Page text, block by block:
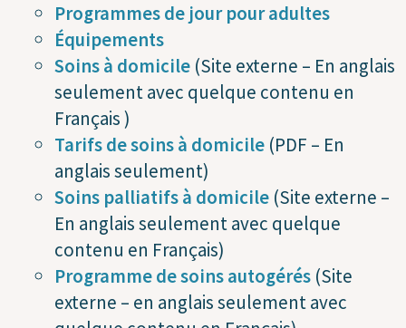
Programmes de jour pour adultes
Équipements
Soins à domicile (Site externe – En anglais
seulement avec quelque contenu en
Français )
Tarifs de soins à domicile (PDF – En
anglais seulement)
Soins palliatifs à domicile (Site externe –
En anglais seulement avec quelque
contenu en Français)
Programme de soins autogérés (Site
externe – en anglais seulement avec